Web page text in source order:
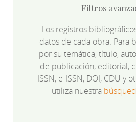
Filtros
Los registros
datos de cada obra. Para
por su temática, título,
de publicación, editorial,
ISSN, e-ISSN, DOI, CDU y
utiliza nuestra